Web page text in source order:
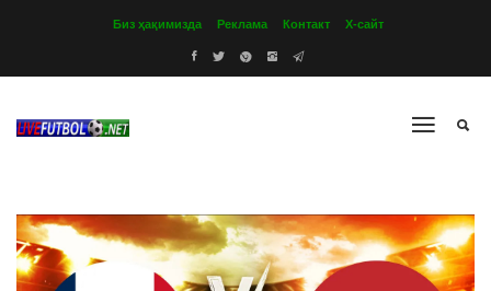
Биз ҳақимизда Реклама Контакт Х-сайт